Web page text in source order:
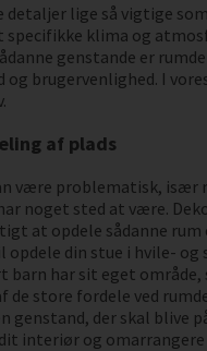
detaljer lige så vigtige
specifikke klima og
genstande er
brugervenlighed. I
af plads
være problematisk, især
noget sted at være.
at opdele sådanne rum
din stue i hvile- og
barn har sit eget
de store fordele ved
der skal blive
interiør og omarrangere